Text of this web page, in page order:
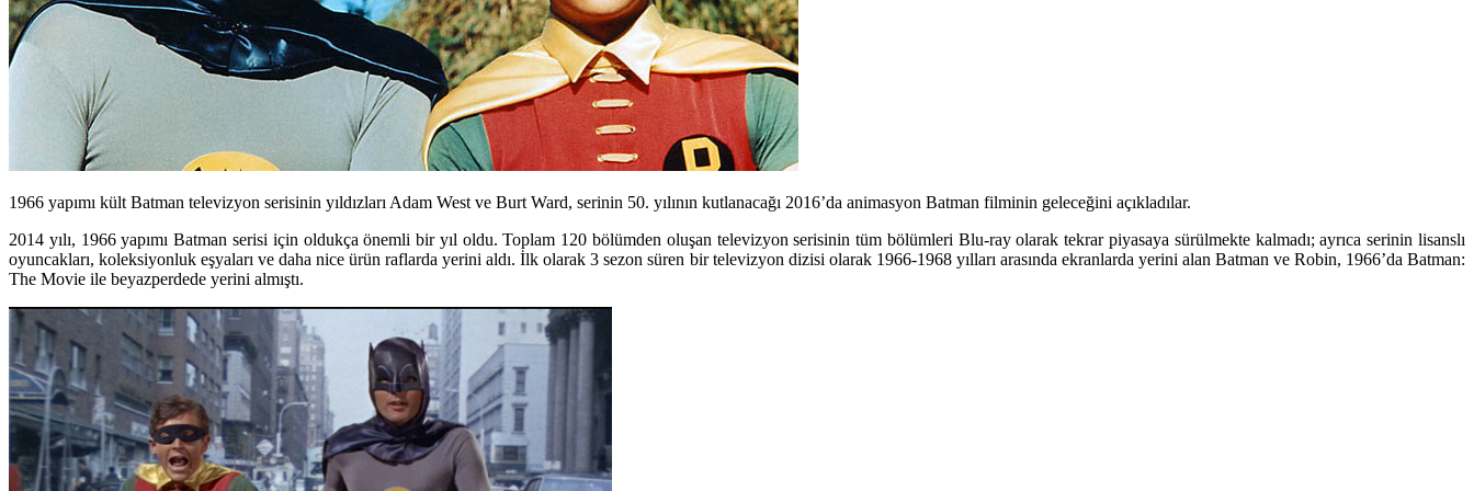
1966 yapımı kült Batman televizyon serisinin yıldızları Adam West ve Burt Ward, serinin 50. yılının kutlanacağı 2016’da animasyon Batman filminin geleceğini açıkladılar.
2014 yılı, 1966 yapımı Batman serisi için oldukça önemli bir yıl oldu. Toplam 120 bölümden oluşan televizyon serisinin tüm bölümleri Blu-ray olarak tekrar piyasaya sürülmekte kalmadı; ayrıca serinin lisanslı
oyuncakları, koleksiyonluk eşyaları ve daha nice ürün raflarda yerini aldı. İlk olarak 3 sezon süren bir televizyon dizisi olarak 1966-1968 yılları arasında ekranlarda yerini alan Batman ve Robin, 1966’da Batman:
The Movie ile beyazperdede yerini almıştı.